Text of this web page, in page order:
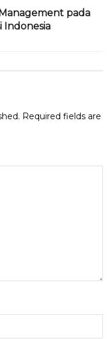
pada
Indonesia
Required fields are